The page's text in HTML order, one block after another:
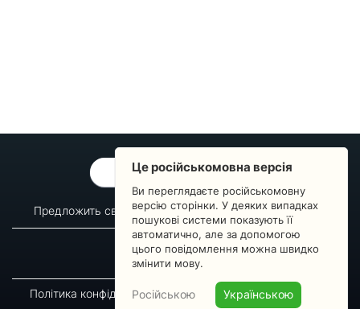
ОБРАТНАЯ СВЯЗЬ
Предложить свой вопрос Статистика изменений
О сервисе
Преподавателям
Новости
Пульс страны
Політика конфіденційності Угода підписника
Це російськомовна версія
Ви переглядаєте російськомовну
версію сторінки. У деяких випадках
пошукові системи показують її
автоматично, але за допомогою
цього повідомлення можна швидко
змінити мову.
Російською Українською